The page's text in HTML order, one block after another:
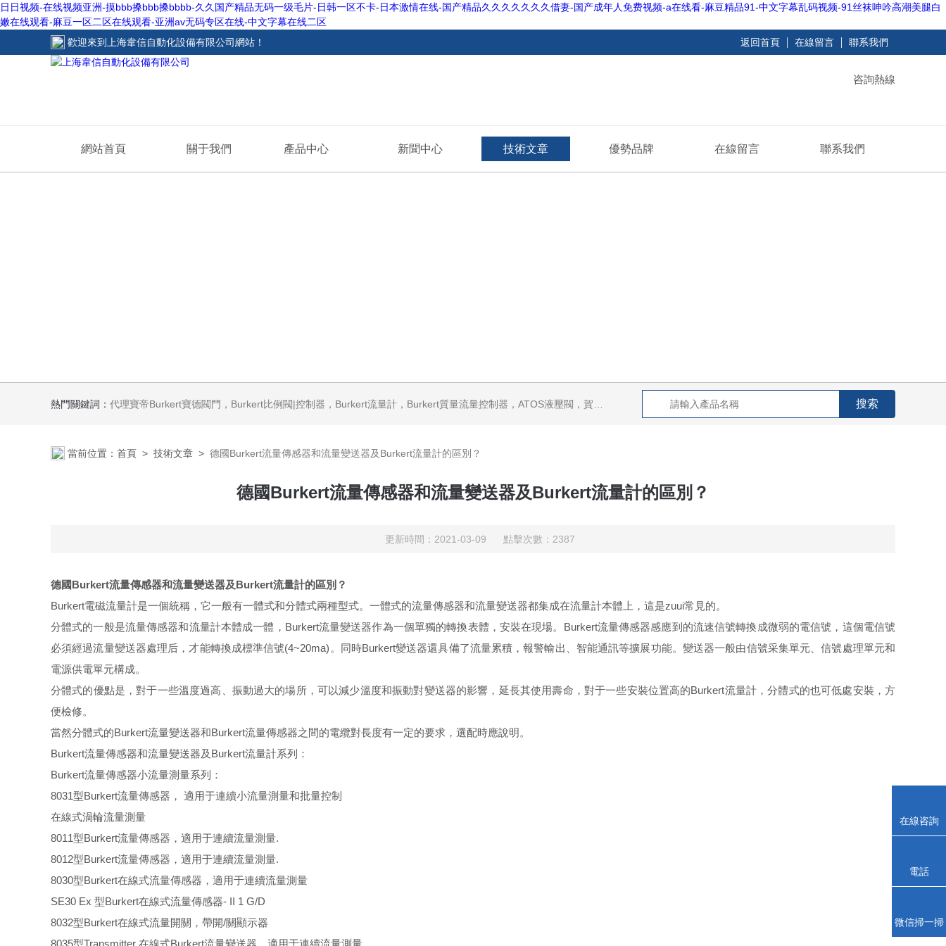
日日视频-在线视频亚洲-摸bbb搡bbb搡bbbb-久久国产精品无码一级毛片-日韩一区不卡-日本激情在线-国产精品久久久久久久久借妻-国产成年人免费视频-a在线看-麻豆精品91-中文字幕乱码视频-91丝袜呻吟高潮美腿白
嫩在线观看-麻豆一区二区在线观看-亚洲av无码专区在线-中文字幕在线二区
歡迎來到
上海韋信自動化設備有限公司網站 ！ 返回首頁 在線留言 聯系我們
咨詢熱線
網站首頁 關于我們 產品中心 新聞中心 技術文章 優勢品牌 在線留言 聯系我們
熱門關鍵詞： 代理寶帝Burkert寶德閥門，Burkert比例閥|控制器，Burkert流量計，Burkert質量流量控制器，ATOS液壓閥，賀德克HYDAC傳感器，ASCO電磁閥，ASCO閥門，REXROTH力士樂閥泵，安沃馳Aventics電磁閥|氣缸，Samson薩姆森定位器
當前位置： 首頁 > 技術文章 > 德國Burkert流量傳感器和流量變送器及Burkert流量計的區別？
德國Burkert流量傳感器和流量變送器及Burkert流量計的區別？
更新時間：2021-03-09 點擊次數：2387
德國Burkert流量傳感器和流量變送器及Burkert流量計的區別？
Burkert電磁流量計是一個統稱，它一般有一體式和分體式兩種型式。一體式的流量傳感器和流量變送器都集成在流量計本體上，這是zuui常見的。
分體式的一般是流量傳感器和流量計本體成一體，Burkert流量變送器作為一個單獨的轉換表體，安裝在現場。Burkert流量傳感器感應到的流速信號轉換成微弱的電信號，這個電信號
必須經過流量變送器處理后，才能轉換成標準信號(4~20ma)。同時Burkert變送器還具備了流量累積，報警輸出、智能通訊等擴展功能。變送器一般由信號采集單元、信號處理單元和
電源供電單元構成。
分體式的優點是，對于一些溫度過高、振動過大的場所，可以減少溫度和振動對變送器的影響，延長其使用壽命，對于一些安裝位置高的Burkert流量計，分體式的也可低處安裝，方
便檢修。
當然分體式的Burkert流量變送器和Burkert流量傳感器之間的電纜對長度有一定的要求，選配時應說明。
Burkert流量傳感器和流量變送器及Burkert流量計系列：
Burkert流量傳感器小流量測量系列：
8031型Burkert流量傳感器， 適用于連續小流量測量和批量控制
在線式渦輪流量測量
8011型Burkert流量傳感器，適用于連續流量測量.
8012型Burkert流量傳感器，適用于連續流量測量.
8030型Burkert在線式流量傳感器，適用于連續流量測量
SE30 Ex 型Burkert在線式流量傳感器- II 1 G/D
8032型Burkert在線式流量開關，帶開/關顯示器
8035型Transmitter 在線式Burkert流量變送器，適用于連續流量測量.
在線咨詢
電話
微信掃一掃